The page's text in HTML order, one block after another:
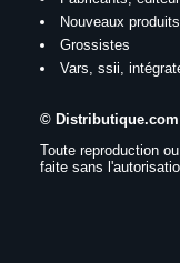
Nouveaux produits
Grossistes
Vars, ssii,
© Distributique.com
Toute reproduction
faite sans